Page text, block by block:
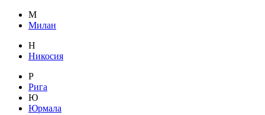
М
Милан
Н
Никосия
Р
Рига
Ю
Юрмала